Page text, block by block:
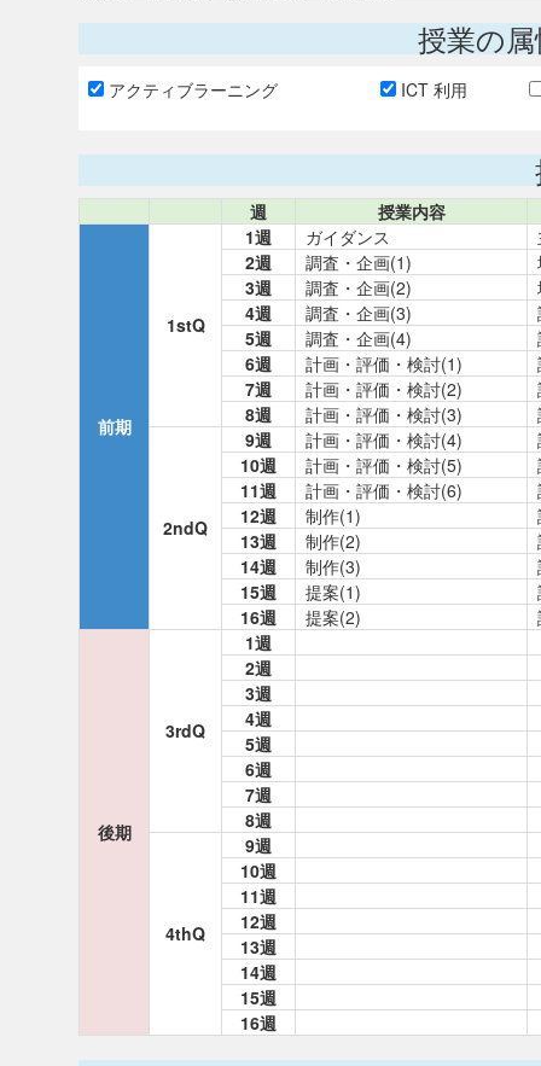
授業の
アクティブラーニング ICT 利用
週 授業内容
前期
1stQ
1週 ガイダンス
2週
調査・企画(1)
3週
調査・企画(2)
4週
調査・企画(3)
5週
調査・企画(4)
6週
計画・評価・検討(1)
7週
計画・評価・検討(2)
8週
計画・評価・検討(3)
2ndQ
9週 計画・評価・検討(4)
10週
計画・評価・検討(5)
11週
計画・評価・検討(6)
12週
制作(1)
13週
制作(2)
14週
制作(3)
15週
提案(1)
16週
提案(2)
後期
3rdQ
1週
2週
3週
4週
5週
6週
7週
8週
4thQ
9週
10週
11週
12週
13週
14週
15週
16週